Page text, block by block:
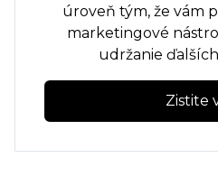
úroveň tým, že vám
marketingové
udržanie
Zistite